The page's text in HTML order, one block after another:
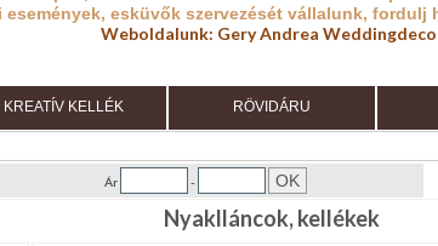
események, esküvők szervezését vállalunk, fordulj
Weboldalunk: Gery Andrea
KREATÍV KELLÉK RÖVIDÁRU
Ár -
Nyaklláncok, kellékek